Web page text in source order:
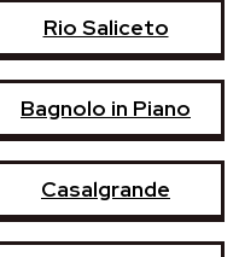
Rio Saliceto
Bagnolo in Piano
Casalgrande